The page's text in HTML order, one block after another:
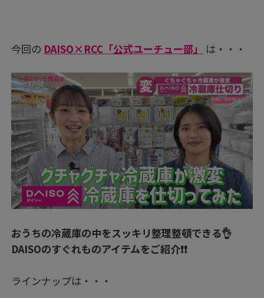
今回の DAISO×RCC「公式ユーチュー部」 は・・・
おうちの冷蔵庫の中をスッキリ整理整頓できる👌
DAISOのすぐれものアイテムをご紹介❗❗
ラインナップは・・・